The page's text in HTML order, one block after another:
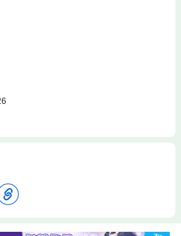
地にいて、幼馴染みの茜と……!?